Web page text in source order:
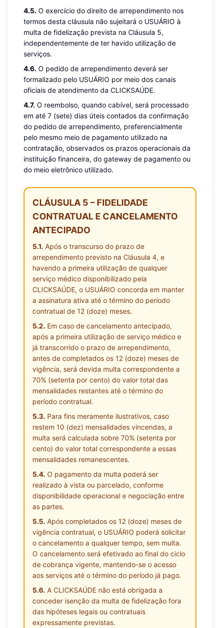
4.5. O exercício do direito de arrependimento nos
termos desta cláusula não sujeitará o USUÁRIO à
multa de fidelização prevista na Cláusula 5,
independentemente de ter havido utilização de
serviços.
4.6. O pedido de arrependimento deverá ser
formalizado pelo USUÁRIO por meio dos canais
oficiais de atendimento da CLICKSAÚDE.
4.7. O reembolso, quando cabível, será processado
em até 7 (sete) dias úteis contados da confirmação
do pedido de arrependimento, preferencialmente
pelo mesmo meio de pagamento utilizado na
contratação, observados os prazos operacionais da
instituição financeira, do gateway de pagamento ou
do meio eletrônico utilizado.
CLÁUSULA 5 – FIDELIDADE
CONTRATUAL E CANCELAMENTO
ANTECIPADO
5.1. Após o transcurso do prazo de
arrependimento previsto na Cláusula 4, e
havendo a primeira utilização de qualquer
serviço médico disponibilizado pela
CLICKSAÚDE, o USUÁRIO concorda em manter
a assinatura ativa até o término do período
contratual de 12 (doze) meses.
5.2. Em caso de cancelamento antecipado,
após a primeira utilização de serviço médico e
já transcorrido o prazo de arrependimento,
antes de completados os 12 (doze) meses de
vigência, será devida multa correspondente a
70% (setenta por cento) do valor total das
mensalidades restantes até o término do
período contratual.
5.3. Para fins meramente ilustrativos, caso
restem 10 (dez) mensalidades vincendas, a
multa será calculada sobre 70% (setenta por
cento) do valor total correspondente a essas
mensalidades remanescentes.
5.4. O pagamento da multa poderá ser
realizado à vista ou parcelado, conforme
disponibilidade operacional e negociação entre
as partes.
5.5. Após completados os 12 (doze) meses de
vigência contratual, o USUÁRIO poderá solicitar
o cancelamento a qualquer tempo, sem multa.
O cancelamento será efetivado ao final do ciclo
de cobrança vigente, mantendo-se o acesso
aos serviços até o término do período já pago.
5.6. A CLICKSAÚDE não está obrigada a
conceder isenção da multa de fidelização fora
das hipóteses legais ou contratuais
expressamente previstas.